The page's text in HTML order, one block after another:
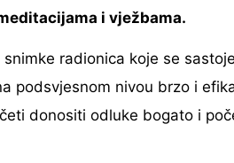
i vježbama.
radionica koje se
podsvjesnom nivou brzo i
donositi odluke bogato i